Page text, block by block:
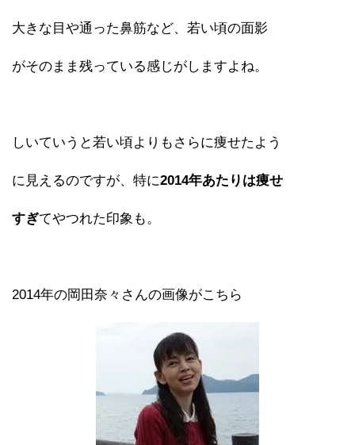
大きな目や通った鼻筋など、若い頃の面影
がそのまま残っている感じがしますよね。
しいていうと若い頃よりもさらに痩せたよう
に見えるのですが、特に2014年あたりは痩せ
すぎてやつれた印象も。
2014年の岡田奈々さんの画像がこちら